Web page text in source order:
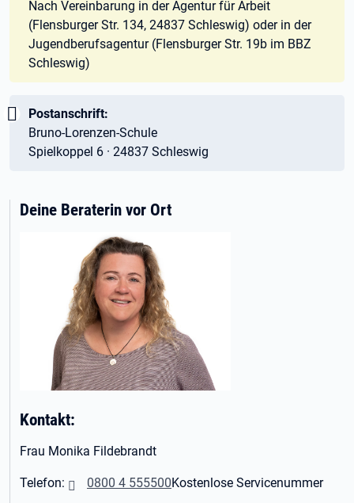
Nach Vereinbarung in der Agentur für Arbeit
(Flensburger Str. 134, 24837 Schleswig) oder in der
Jugendberufsagentur (Flensburger Str. 19b im BBZ
Schleswig)
Wichtig:
Postanschrift:
Bruno-Lorenzen-Schule
Spielkoppel 6 · 24837 Schleswig
Deine Beraterin vor Ort
Kontakt:
Frau Monika Fildebrandt
Telefon: 0800 4 555500Kostenlose Servicenummer